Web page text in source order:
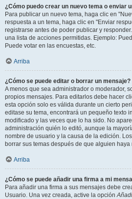
¿Cómo puedo crear un nuevo tema o enviar
Para publicar un nuevo tema, haga clic en
respuesta a un tema, haga clic en "Enviar
registrarse antes de poder publicar y
una lista de acciones permitidas. Ejemplo:
Puede votar en las encuestas, etc.
Arriba
¿Cómo se puede editar o borrar un mensaje?
A menos que sea administrador o moderador,
propios mensajes. Para editarlos debe hacer
esta opción solo es válida durante un cierto
editase su tema, encontrará un pequeño texto
modificado y las veces que lo ha sido. No
administración quién lo editó, aunque la
nombre de usuario y la causa de la edición.
borrar sus temas después de que alguien
Arriba
¿Cómo se puede añadir una firma a mi
Para añadir una firma a sus mensajes debe
Usuario. Una vez creada, active la opción